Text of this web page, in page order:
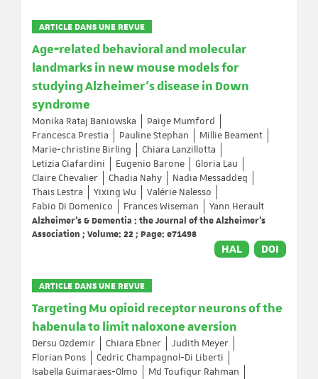
ARTICLE DANS UNE REVUE
Age‐related behavioral and molecular
landmarks in new mouse models for
studying Alzheimer's disease in Down
syndrome
Monika Rataj Baniowska
Paige Mumford
Francesca Prestia
Pauline Stephan
Millie Beament
Marie‐christine Birling
Chiara Lanzillotta
Letizia Ciafardini
Eugenio Barone
Gloria Lau
Claire Chevalier
Chadia Nahy
Nadia Messaddeq
Thais Lestra
Yixing Wu
Valérie Nalesso
Fabio Di Domenico
Frances Wiseman
Yann Herault
Alzheimer's & Dementia : the Journal of the Alzheimer's
Association ; Volume: 22 ; Page: e71498
HAL DOI
ARTICLE DANS UNE REVUE
Targeting Mu opioid receptor neurons of the
habenula to limit naloxone aversion
Dersu Ozdemir Chiara Ebner
Judith Meyer
Florian Pons
Cedric Champagnol-Di Liberti
Isabella Guimaraes-Olmo
Md Toufiqur Rahman